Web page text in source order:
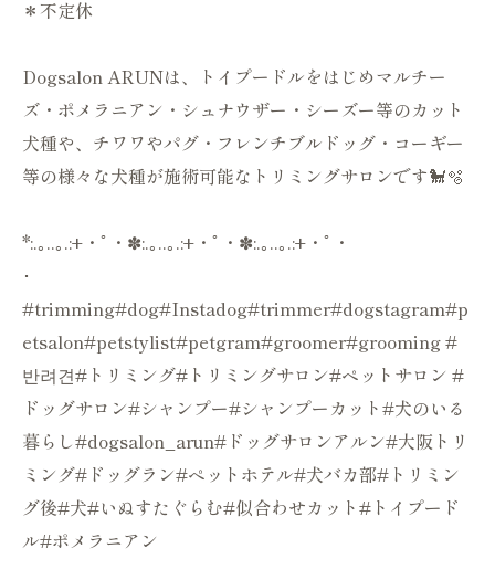
＊不定休
Dogsalon ARUNは、トイプードルをはじめマルチー
ズ・ポメラニアン・シュナウザー・シーズー等のカット
犬種や、チワワやパグ・フレンチブルドッグ・コーギー
等の様々な犬種が施術可能なトリミングサロンです🐩🫧
*:.｡..｡.:+・ﾟ・✽:.｡..｡.:+・ﾟ・✽:.｡..｡.:+・ﾟ・
･
#trimming#dog#Instadog#trimmer#dogstagram#p
etsalon#petstylist#petgram#groomer#grooming #
반려견#トリミング#トリミングサロン#ペットサロン #
ドッグサロン#シャンプー#シャンプーカット#犬のいる
暮らし#dogsalon_arun#ドッグサロンアルン#大阪トリ
ミング#ドッグラン#ペットホテル#犬バカ部#トリミン
グ後#犬#いぬすたぐらむ#似合わせカット#トイプード
ル#ポメラニアン